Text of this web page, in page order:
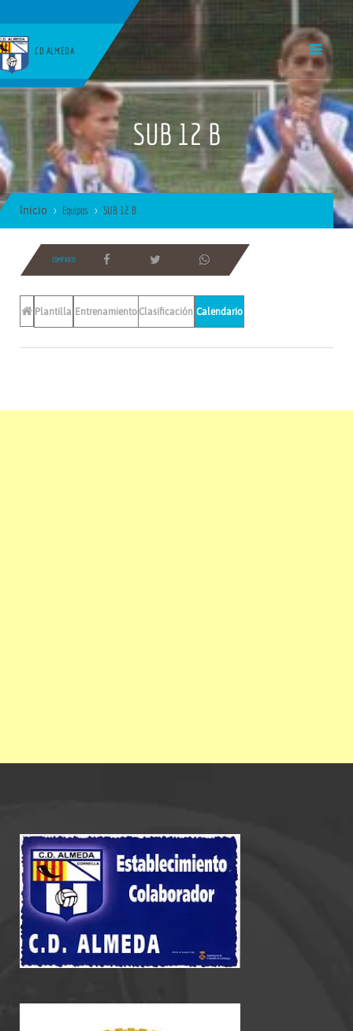
CD ALMEDA
SUB 12 B
Inicio Equipos SUB 12 B
COMPARTE
Plantilla EntrenamientosClasificación Calendario